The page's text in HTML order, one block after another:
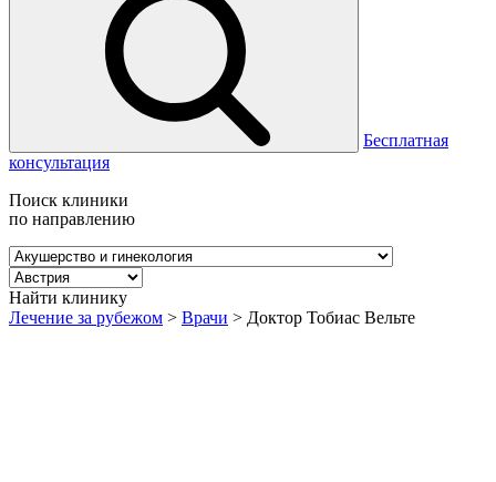
Бесплатная
консультация
Поиск клиники
по направлению
Найти клинику
Лечение за рубежом > Врачи > Доктор Тобиас Вельте